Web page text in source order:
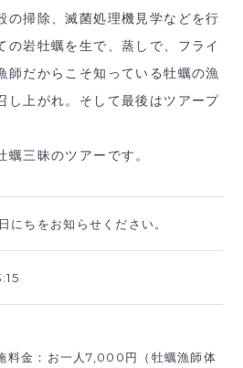
の掃除、滅菌処理機見学などを行
の岩牡蠣を生で、蒸しで、フライ
師だからこそ知っている牡蠣の漁
し上がれ。そして最後はツアープ
三昧のツアーです。
にちをお知らせください。
金：お一人7,000円（牡蠣漁師体